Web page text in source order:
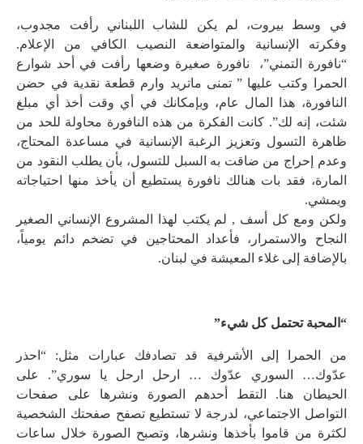
في وسط بيروت، لم يكن للشاب اللبناني رأفت مجدوب،
وفكرته الإنسانية والمتواضعة النصيب الكافي من الإعلام.
“نافورة التمني”، نافورة صغيرة وضعها رأفت في أحد شوارع
الحمرا وكتب عليها ” تمنى ماتريد وارم قطعة نقدية في حضن
النافورة، هذا المال عام، وبإمكانك في أي وقت أخذ أي مبلغ
شئت، إنه لك”. كانت الفكرة من هذه النافورة محاولة للحد من
ظاهرة التسول وتعزيز الرغبة الإنسانية في مساعدة المحتاج،
وعدم إحراج من ضاقت به السبل للتسول، بأن يطلب النقود من
المارة، فقد بات هنالك نافورة يستطيع أن يأخذ منها احتياجاته
ويمشي.
ولكن ومع كل أسف , لم يكتب لهذا المشروع الإنساني الصغير
النجاح والاستمرار، فأعداد المحتاجين في تضخم دائم يومياً،
بالإضافة إلى غلاء المعيشة في لبنان.
“المحبة تحتمل كل شيء”
من الحمرا إلى الأشرفية قد تصادفك عبارات مثل: “احذر
عدّوك… السوري عدّوك … ارحل ارحل يا سوري”. على
الحيطان هنا. التقط أحدهم الصورة ونشرها على صفحات
التواصل الاجتماعي، لدرجة لا تستطيع تصفح صفحتك الشخصية
لكثرة من قاموا بأخذها ونشرها، وتصبح الصورة خلال ساعات